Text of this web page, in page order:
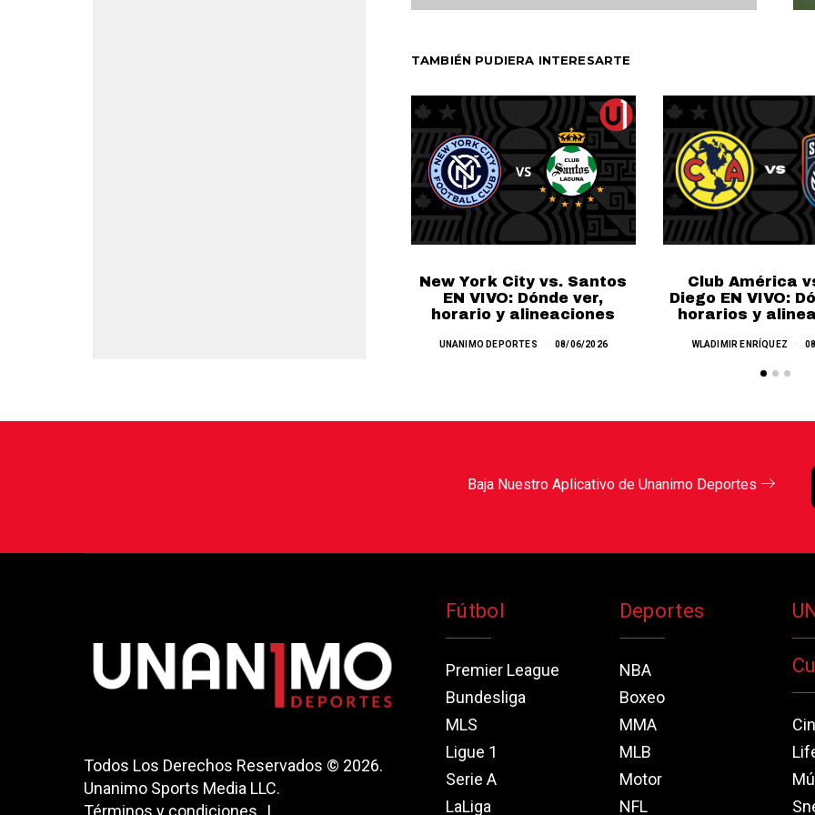
TAMBIÉN PUDIERA INTERESARTE
New York City vs. Santos
EN VIVO: Dónde ver,
horario y alineaciones
UNANIMO DEPORTES 08/06/2026
Club América
Diego EN VIVO:
horarios y
WLADIMIR ENRÍQUEZ
Baja Nuestro Aplicativo de Unanimo Deportes
Todos Los Derechos Reservados © 2026.
Unanimo Sports Media LLC.
Términos y condiciones
Fútbol
Premier League
Bundesliga
MLS
Ligue 1
Serie A
LaLiga
Deportes
NBA
Boxeo
MMA
MLB
Motor
NFL